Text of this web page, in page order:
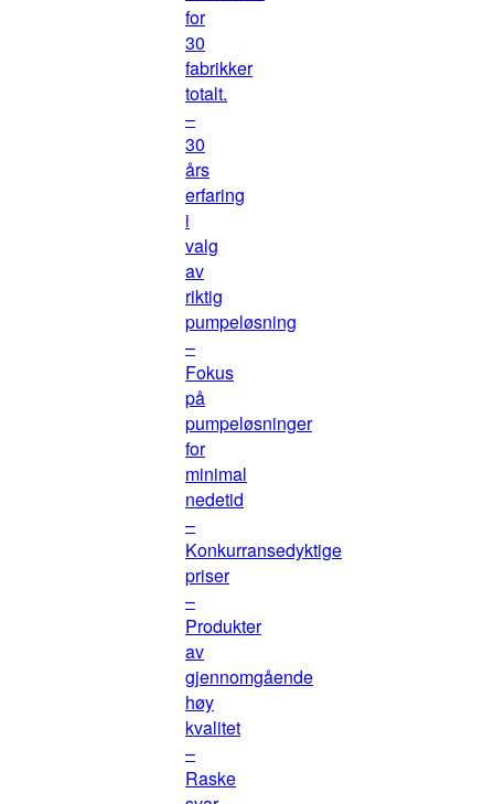
for
30
fabrikker
totalt.
–
30
års
erfaring
i
valg
av
riktig
pumpeløsning
–
Fokus
på
pumpeløsninger
for
minimal
nedetid
–
Konkurransedyktige
priser
–
Produkter
av
gjennomgående
høy
kvalitet
–
Raske